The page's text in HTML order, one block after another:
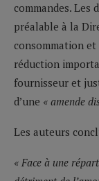
commandes.
préalable à la
consommation
réduction
fournisseur et
d’une « amende
Les auteurs
« Face à une